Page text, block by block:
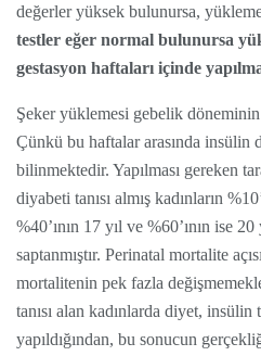
değerler yüksek bulunursa,
testler eğer normal bulunursa
gestasyon haftaları içinde
Şeker yüklemesi gebelik döneminin
Çünkü bu haftalar arasında insülin
bilinmektedir. Yapılması gereken
diyabeti tanısı almış kadınların
%40’ının 17 yıl ve %60’ının ise
saptanmıştır. Perinatal mortalite
mortalitenin pek fazla
tanısı alan kadınlarda diyet,
yapıldığından, bu sonucun